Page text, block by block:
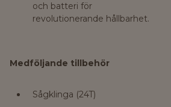
och batteri för
revolutionerande hållbarhet.
Medföljande tillbehör
Sågklinga (24T)